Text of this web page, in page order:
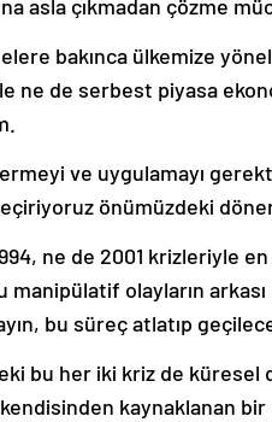
asla çıkmadan çözme
bakınca ülkemize
ne de serbest piyasa
ve uygulamayı
önümüzdeki
ne de 2001 krizleriyle
olayların arkası
bu süreç atlatıp
bu her iki kriz de küresel
kaynaklanan